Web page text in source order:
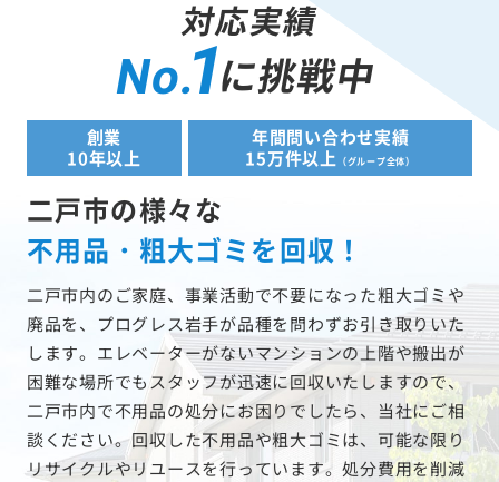
対応実績
No.1に挑戦中
創業
10年以上
年間問い合わせ実績
15万件以上
（グループ全体）
二戸市の様々な
不用品・粗大ゴミを回収！
二戸市内のご家庭、事業活動で不要になった粗大ゴミや
廃品を、プログレス岩手が品種を問わずお引き取りいた
します。エレベーターがないマンションの上階や搬出が
困難な場所でもスタッフが迅速に回収いたしますので、
二戸市内で不用品の処分にお困りでしたら、当社にご相
談ください。回収した不用品や粗大ゴミは、可能な限り
リサイクルやリユースを行っています。処分費用を削減